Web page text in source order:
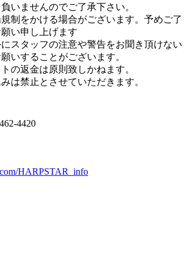
いませんのでご了承下さい。
制をかける場合がございます。予めご了
い申し上げます
スタッフの注意や警告をお聞き頂けない
いすることがございます。
の返金は原則致しかねます。
は禁止とさせていただきます。
4420
HARPSTAR_info